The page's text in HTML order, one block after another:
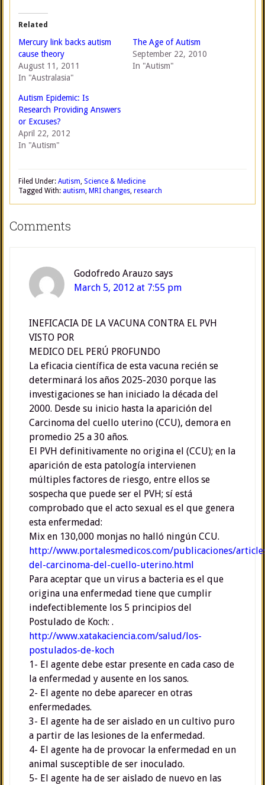
Related
Mercury link backs autism
cause theory
August 11, 2011
In "Australasia"
The Age of Autism
September 22, 2010
In "Autism"
Autism Epidemic: Is
Research Providing Answers
or Excuses?
April 22, 2012
In "Autism"
Filed Under: Autism, Science & Medicine
Tagged With: autism, MRI changes, research
Comments
Godofredo Arauzo says
March 5, 2012 at 7:55 pm
INEFICACIA DE LA VACUNA CONTRA EL PVH
VISTO POR
MEDICO DEL PERÚ PROFUNDO
La eficacia científica de esta vacuna recién se
determinará los años 2025-2030 porque las
investigaciones se han iniciado la década del
2000. Desde su inicio hasta la aparición del
Carcinoma del cuello uterino (CCU), demora en
promedio 25 a 30 años.
El PVH definitivamente no origina el (CCU); en la
aparición de esta patología intervienen
múltiples factores de riesgo, entre ellos se
sospecha que puede ser el PVH; sí está
comprobado que el acto sexual es el que genera
esta enfermedad:
Mix en 130,000 monjas no halló ningún CCU.
http://www.portalesmedicos.com/publicaciones/
del-carcinoma-del-cuello-uterino.html
Para aceptar que un virus a bacteria es el que
origina una enfermedad tiene que cumplir
indefectiblemente los 5 principios del
Postulado de Koch: .
http://www.xatakaciencia.com/salud/los-
postulados-de-koch
1- El agente debe estar presente en cada caso de
la enfermedad y ausente en los sanos.
2- El agente no debe aparecer en otras
enfermedades.
3- El agente ha de ser aislado en un cultivo puro
a partir de las lesiones de la enfermedad.
4- El agente ha de provocar la enfermedad en un
animal susceptible de ser inoculado.
5- El agente ha de ser aislado de nuevo en las